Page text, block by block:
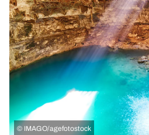
© IMAGO/agefotostock